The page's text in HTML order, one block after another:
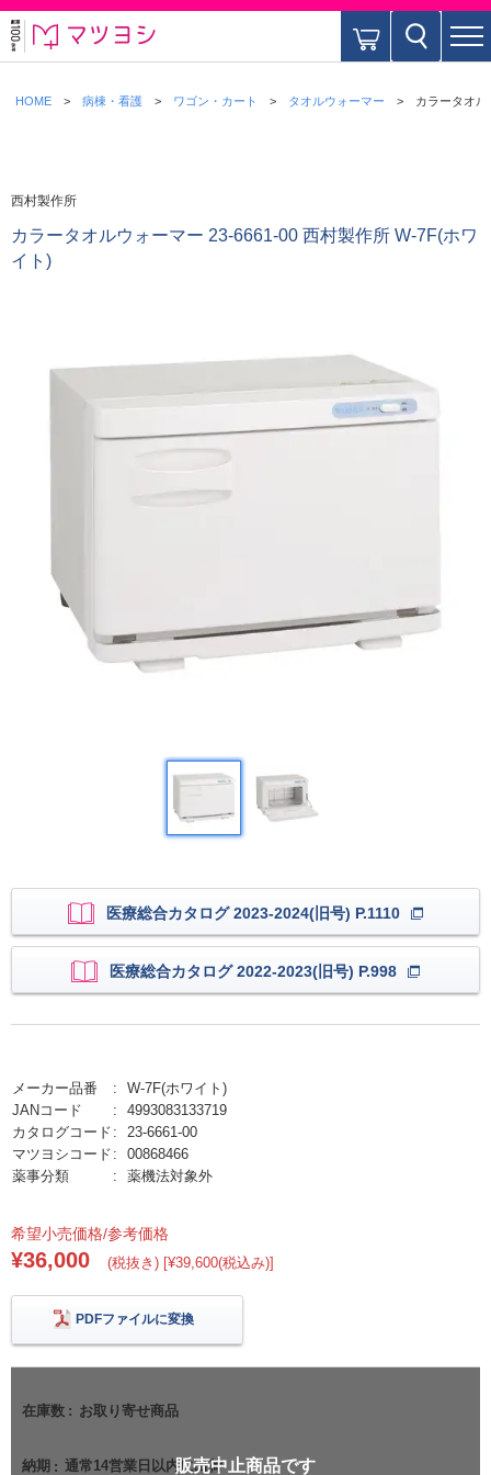
HOME 病棟・看護 ワゴン・カート タオルウォーマー カラータオ
西村製作所
カラータオルウォーマー 23-6661-00 西村製作所 W-7F(ホワ
イト)
医療総合カタログ 2023-2024(旧号) P.1110
医療総合カタログ 2022-2023(旧号) P.998
メーカー品番
W-7F(ホワイト)
JANコード
4993083133719
カタログコード
23-6661-00
マツヨシコード
00868466
薬事分類
薬機法対象外
希望小売価格/参考価格
¥36,000 (税抜き) [¥39,600(税込み)]
PDFファイルに変換
在庫数 お取り寄せ商品
納期 通常14営業日以内に出荷販売中止商品です